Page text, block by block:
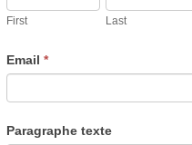
First Last
Email*
Paragraphe texte